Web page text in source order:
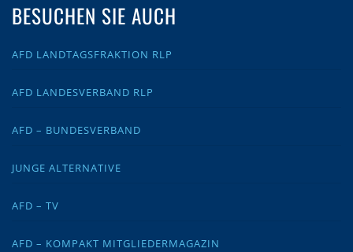
BESUCHEN SIE AUCH
AFD LANDTAGSFRAKTION RLP
AFD LANDESVERBAND RLP
AFD – BUNDESVERBAND
JUNGE ALTERNATIVE
AFD – TV
AFD – KOMPAKT MITGLIEDERMAGAZIN